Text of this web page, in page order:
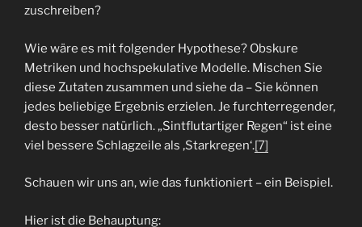
zuschreiben?
Wie wäre es mit folgender Hypothese? Obskure
Metriken und hochspekulative Modelle. Mischen Sie
diese Zutaten zusammen und siehe da – Sie können
jedes beliebige Ergebnis erzielen. Je furchterregender,
desto besser natürlich. „Sintflutartiger Regen“ ist eine
viel bessere Schlagzeile als ‚Starkregen‘.[7]
Schauen wir uns an, wie das funktioniert – ein Beispiel.
Hier ist die Behauptung: